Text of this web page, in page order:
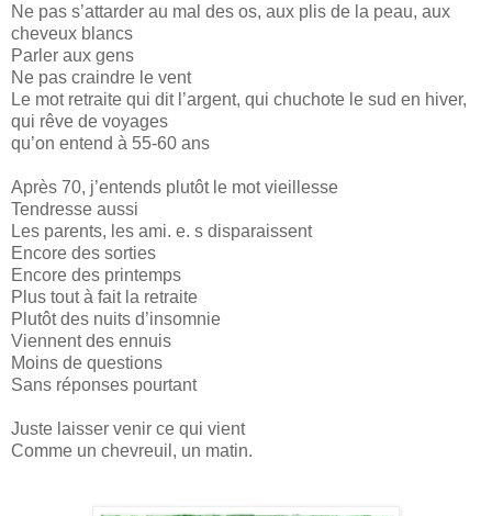
Ne pas s’attarder au mal des os, aux plis de la peau, aux
cheveux blancs
Parler aux gens
Ne pas craindre le vent
Le mot retraite qui dit l’argent, qui chuchote le sud en hiver,
qui rêve de voyages
qu’on entend à 55-60 ans
Après 70, j’entends plutôt le mot vieillesse
Tendresse aussi
Les parents, les ami. e. s disparaissent
Encore des sorties
Encore des printemps
Plus tout à fait la retraite
Plutôt des nuits d’insomnie
Viennent des ennuis
Moins de questions
Sans réponses pourtant
Juste laisser venir ce qui vient
Comme un chevreuil, un matin.